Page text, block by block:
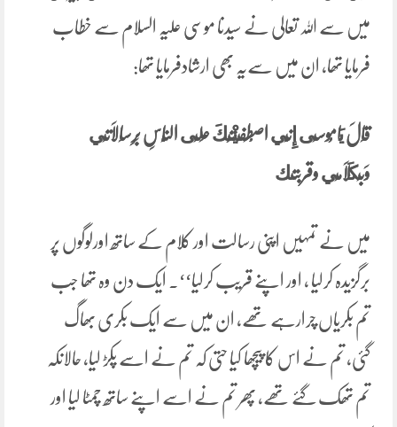
میں سے اللہ تعالی نے سیدنا موسی علیہ السلام سے خطاب
فرمایا تھا، ان میں سےیہ بھی ارشادفرمایا تھا:
قَالَ يَامُوسَى إِنِّي اصْطَفَيْتُكَ عَلَى النَّاسِ بِرِسَالَاتِي
وَبِكَلَامِي وقربتك
میں نے تمہیں اپنی رسالت اور کلام کے ساتھ اورلوگوں پر
برگزیدہ کرلیا ، اور اپنے قریب کرلیا‘‘۔ ایک دن وہ تھا جب
تم بکریاں چرارہے تھے، ان میں سے ایک بکری بھاگ
گئی، تم نے اس کا پیچھا کیا حتی کہ تم نے اسے پکڑ لیا، حالانکہ
تم تھک گئے تھے، پھر تم نے اسے اپنے ساتھ چمٹا لیا اور